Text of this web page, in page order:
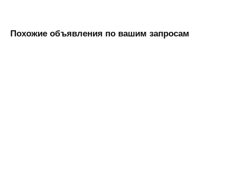
Похожие объявления по вашим запросам